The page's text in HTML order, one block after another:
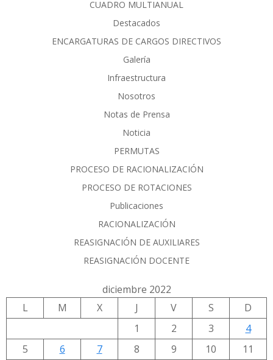
CUADRO MULTIANUAL
Destacados
ENCARGATURAS DE CARGOS DIRECTIVOS
Galería
Infraestructura
Nosotros
Notas de Prensa
Noticia
PERMUTAS
PROCESO DE RACIONALIZACIÓN
PROCESO DE ROTACIONES
Publicaciones
RACIONALIZACIÓN
REASIGNACIÓN DE AUXILIARES
REASIGNACIÓN DOCENTE
diciembre 2022
L
M X J V S
D
1
2 3
4
5
6 7 8 9 10 11